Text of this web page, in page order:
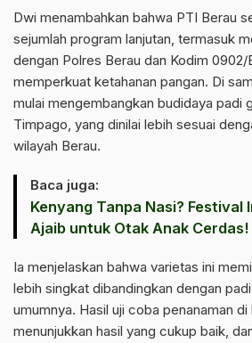
Dwi menambahkan bahwa PTI Berau
sejumlah program lanjutan, termasuk
dengan Polres Berau dan Kodim 0902/
memperkuat ketahanan pangan. Di
mulai mengembangkan budidaya padi
Timpago, yang dinilai lebih sesuai
wilayah Berau.
Baca juga:
Kenyang Tanpa Nasi? Festival
Ajaib untuk Otak Anak Cerdas!
Ia menjelaskan bahwa varietas ini
lebih singkat dibandingkan dengan
umumnya. Hasil uji coba penanaman
menunjukkan hasil yang cukup baik,